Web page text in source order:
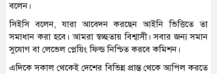
বলেন।
সিইসি বলেন, যারা আবেদন করছেন আইনি ভিত্তিতে তা
সমাধান করা হবে। আমরা স্বচ্ছতায় বিশ্বাসী। সবার জন্য সমান
সুযোগ বা লেভেল প্লেয়িং ফিল্ড নিশ্চিত করবে কমিশন।
এদিকে সকাল থেকেই দেশের বিভিন্ন প্রান্ত থেকে আপিল করতে